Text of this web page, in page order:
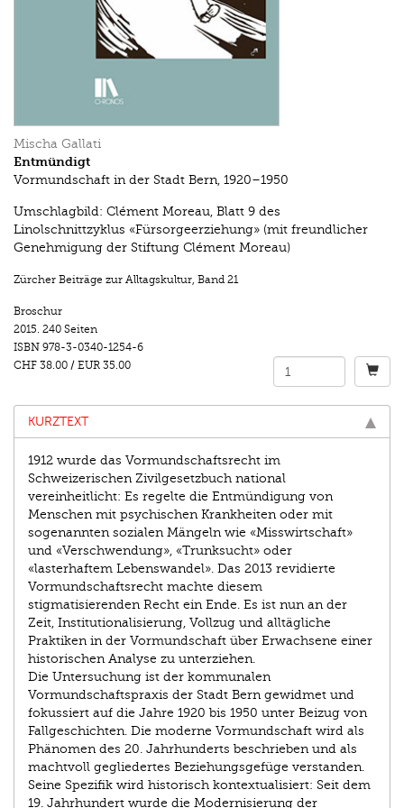
Mischa Gallati
Entmündigt
Vormundschaft in der Stadt Bern, 1920–1950
Umschlagbild: Clément Moreau, Blatt 9 des
Linolschnittzyklus «Fürsorgeerziehung» (mit freundlicher
Genehmigung der Stiftung Clément Moreau)
Zürcher Beiträge zur Alltagskultur, Band 21
Broschur
2015. 240 Seiten
ISBN 978-3-0340-1254-6
CHF 38.00 / EUR 35.00
KURZTEXT
1912 wurde das Vormundschaftsrecht im
Schweizerischen Zivil­gesetzbuch national
vereinheitlicht: Es regelte die Entmündigung von
Menschen mit psychischen Krankheiten oder mit
sogenannten sozialen Mängeln wie «Misswirtschaft»
und «Verschwendung», «Trunksucht» oder
«lasterhaftem Lebenswandel». Das 2013 revidierte
Vormundschaftsrecht machte diesem
stigmatisierenden Recht ein Ende. Es ist nun an der
Zeit, Institutionalisierung, Vollzug und alltägliche
Praktiken in der Vormundschaft über Erwachsene einer
historischen Analyse zu unterziehen.
Die Untersuchung ist der kommunalen
Vormundschafts­praxis der Stadt Bern gewidmet und
fokussiert auf die Jahre 1920 bis 1950 unter Beizug von
Fallgeschichten. Die moderne Vormundschaft wird als
Phänomen des 20. Jahrhunderts beschrieben und als
machtvoll gegliedertes Beziehungsgefüge verstanden.
Seine Spezifik wird historisch kontex­tualisiert: Seit dem
19. Jahrhundert wurde die Modernisierung der